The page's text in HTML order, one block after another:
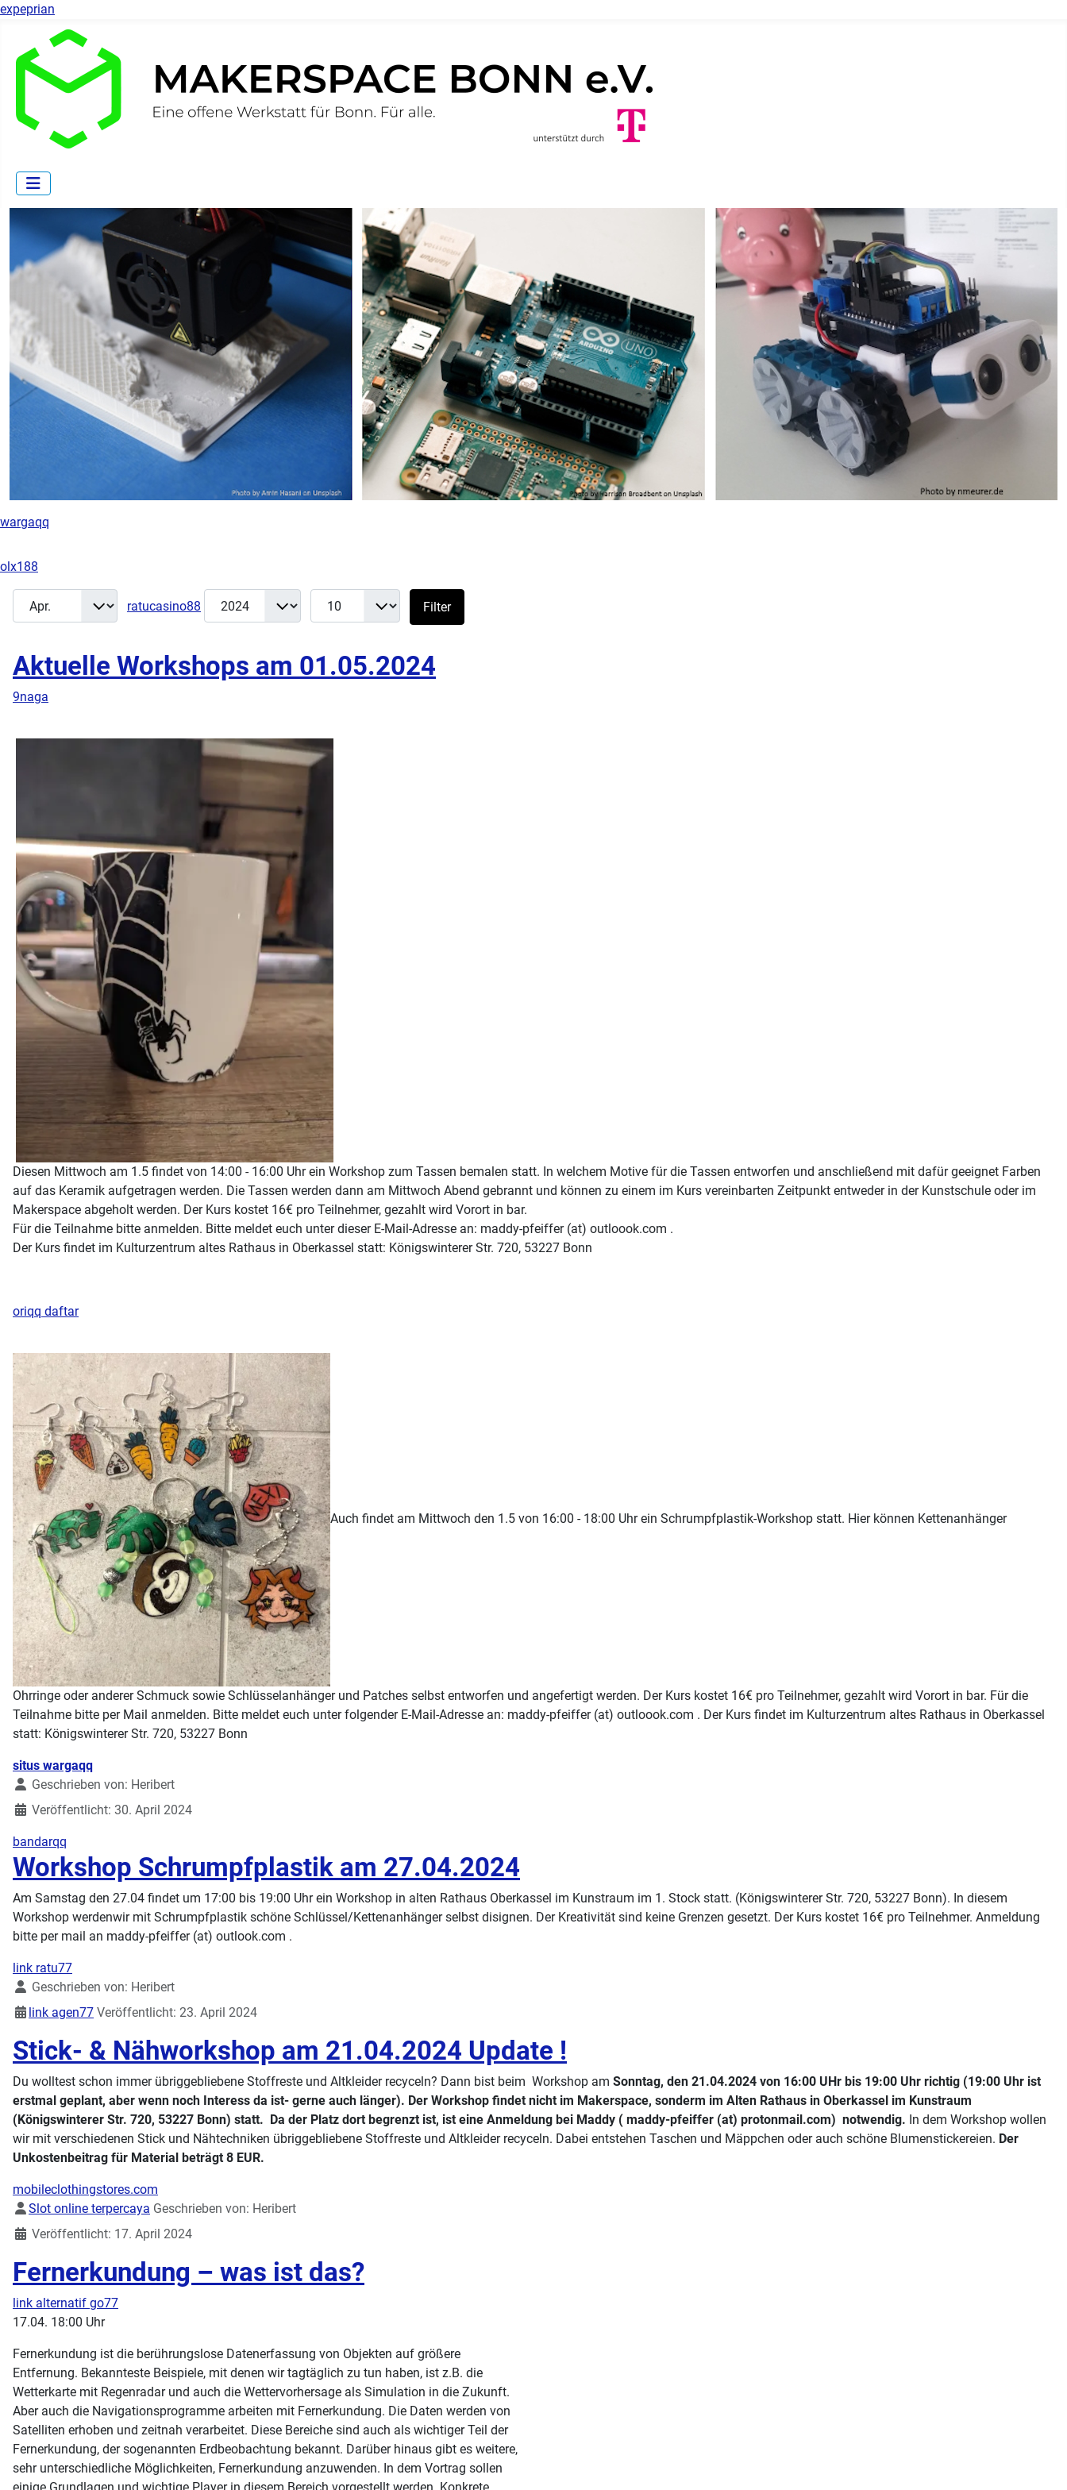
expeprian
wargaqq
Filter
Monat
ratucasino88
Jahr Anzeige #
Filter
Aktuelle Workshops am 01.05.2024
9naga
Diesen Mittwoch am 1.5 findet von 14:00 - 16:00 Uhr ein Workshop zum Tassen bemalen statt. In welchem Motive für die Tassen entworfen und anschließend mit dafür geeignet Farben
auf das Keramik aufgetragen werden. Die Tassen werden dann am Mittwoch Abend gebrannt und können zu einem im Kurs vereinbarten Zeitpunkt entweder in der Kunstschule oder im
Makerspace abgeholt werden. Der Kurs kostet 16€ pro Teilnehmer, gezahlt wird Vorort in bar.
Für die Teilnahme bitte anmelden. Bitte meldet euch unter dieser E-Mail-Adresse an: maddy-pfeiffer (at) outloook.com .
Der Kurs findet im Kulturzentrum altes Rathaus in Oberkassel statt: Königswinterer Str. 720, 53227 Bonn
oriqq daftar
Auch findet am Mittwoch den 1.5 von 16:00 - 18:00 Uhr ein Schrumpfplastik-Workshop statt. Hier können Kettenanhänger
Ohrringe oder anderer Schmuck sowie Schlüsselanhänger und Patches selbst entworfen und angefertigt werden. Der Kurs kostet 16€ pro Teilnehmer, gezahlt wird Vorort in bar. Für die
Teilnahme bitte per Mail anmelden. Bitte meldet euch unter folgender E-Mail-Adresse an: maddy-pfeiffer (at) outloook.com . Der Kurs findet im Kulturzentrum altes Rathaus in Oberkassel
statt: Königswinterer Str. 720, 53227 Bonn
Details
situs wargaqq
Geschrieben von: Heribert
Veröffentlicht: 30. April 2024
bandarqq
Workshop Schrumpfplastik am 27.04.2024
Am Samstag den 27.04 findet um 17:00 bis 19:00 Uhr ein Workshop in alten Rathaus Oberkassel im Kunstraum im 1. Stock statt. (Königswinterer Str. 720, 53227 Bonn). In diesem
Workshop werdenwir mit Schrumpfplastik schöne Schlüssel/Kettenanhänger selbst disignen. Der Kreativität sind keine Grenzen gesetzt. Der Kurs kostet 16€ pro Teilnehmer. Anmeldung
bitte per mail an maddy-pfeiffer (at) outlook.com .
link ratu77
DetailsGeschrieben von: Heribert
link agen77 Veröffentlicht: 23. April 2024
Stick- & Nähworkshop am 21.04.2024 Update !
Du wolltest schon immer übriggebliebene Stoffreste und Altkleider recyceln? Dann bist beim Workshop am Sonntag, den 21.04.2024 von 16:00 UHr bis 19:00 Uhr richtig (19:00 Uhr ist
erstmal geplant, aber wenn noch Interess da ist- gerne auch länger). Der Workshop findet nicht im Makerspace, sonderm im Alten Rathaus in Oberkassel im Kunstraum
(Königswinterer Str. 720, 53227 Bonn) statt. Da der Platz dort begrenzt ist, ist eine Anmeldung bei Maddy ( maddy-pfeiffer (at) protonmail.com) notwendig. In dem Workshop wollen
wir mit verschiedenen Stick und Nähtechniken übriggebliebene Stoffreste und Altkleider recyceln. Dabei entstehen Taschen und Mäppchen oder auch schöne Blumenstickereien. Der
Unkostenbeitrag für Material beträgt 8 EUR.
mobileclothingstores.com
Details
Slot online terpercaya Geschrieben von: Heribert
Veröffentlicht: 17. April 2024
Fernerkundung – was ist das?
link alternatif go77
17.04. 18:00 Uhr
Fernerkundung ist die berührungslose Datenerfassung von Objekten auf größere
Entfernung. Bekannteste Beispiele, mit denen wir tagtäglich zu tun haben, ist z.B. die
Wetterkarte mit Regenradar und auch die Wettervorhersage als Simulation in die Zukunft.
Aber auch die Navigationsprogramme arbeiten mit Fernerkundung. Die Daten werden von
Satelliten erhoben und zeitnah verarbeitet. Diese Bereiche sind auch als wichtiger Teil der
Fernerkundung, der sogenannten Erdbeobachtung bekannt. Darüber hinaus gibt es weitere,
sehr unterschiedliche Möglichkeiten, Fernerkundung anzuwenden. In dem Vortrag sollen
olx188